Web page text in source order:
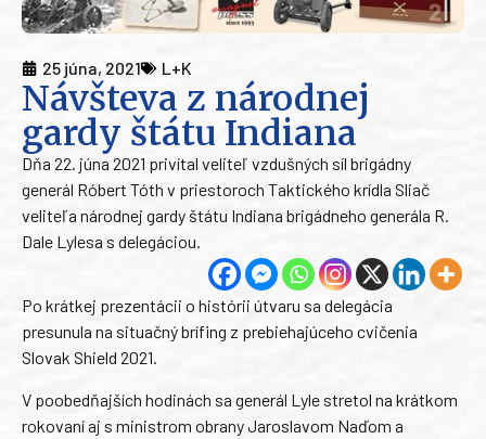
25 júna, 2021 L+K
Návšteva z národnej
gardy štátu Indiana
Dňa 22. júna 2021 privítal veliteľ vzdušných síl brigádny
generál Róbert Tóth v priestoroch Taktického krídla Sliač
veliteľa národnej gardy štátu Indiana brigádneho generála R.
Dale Lylesa s delegáciou.
Po krátkej prezentácii o histórii útvaru sa delegácia
presunula na situačný brífing z prebiehajúceho cvičenia
Slovak Shield 2021.
V poobedňajších hodinách sa generál Lyle stretol na krátkom
rokovaní aj s ministrom obrany Jaroslavom Naďom a